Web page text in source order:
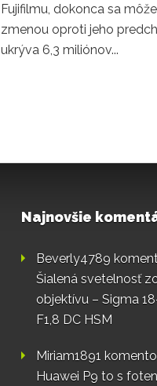
Fujifilmu, dokonca sa
zmenou oproti jeho
ukrýva 6,3 miliónov...
Najnovšie
Beverly4789
Šialená svetelnosť
objektívu – Sigma
F1,8 DC HSM
Miriam1891
Huawei P9 to s